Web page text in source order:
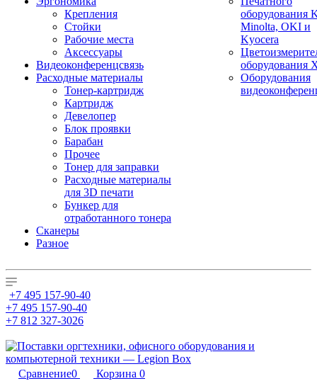
Крепления
Стойки
Рабочие места
Аксессуары
Видеоконференцсвязь
Расходные материалы
Тонер-картридж
Картридж
Девелопер
Блок проявки
Барабан
Прочее
Тонер для заправки
Расходные материалы
для 3D печати
Бункер для
отработанного тонера
Сканеры
Разное
оборудования
Minolta, OKI и
Kyocera
оборудования
Оборудования
+7 495 157-90-40
+7 495 157-90-40
+7 812 327-3026
Сравнение0 Корзина 0